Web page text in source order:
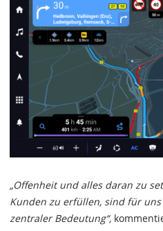
„Offenheit und alles daran zu
Kunden zu erfüllen, sind für
zentraler Bedeutung“,